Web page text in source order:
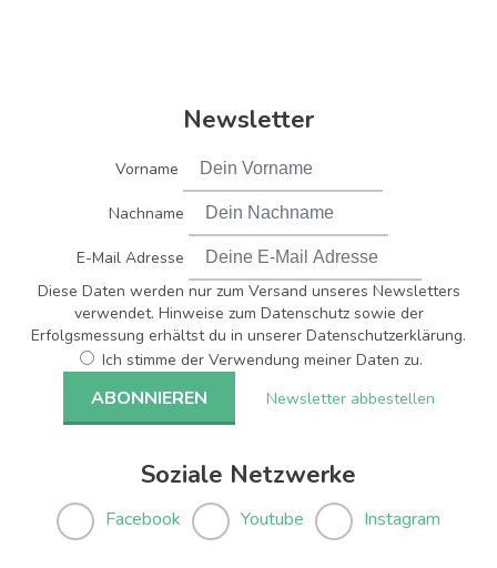
Newsletter
Vorname
Nachname
E-Mail Adresse
Diese Daten werden nur zum Versand unseres Newsletters
verwendet. Hinweise zum Datenschutz sowie der
Erfolgsmessung erhältst du in unserer Datenschutzerklärung.
Ich stimme der Verwendung meiner Daten zu.
Newsletter abbestellen
Soziale Netzwerke
Facebook Youtube Instagram